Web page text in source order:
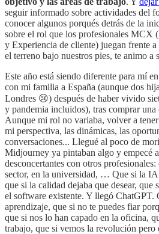
seguir informado sobre actividades del
conocer algunos porqués detrás de la
sobre el rol que los profesionales MCX
y Experiencia de cliente) juegan frente
el terreno bajo nuestros pies, te animo a
Este año está siendo diferente para mí en
con mi familia a España (aunque dos
Londres 😢) después de haber vivido
y pandemia incluidos), tras comprar una
Aunque mi rol no variaba, volver a
mi perspectiva, las dinámicas, las
conversaciones... Llegué al poco de
Midjourney ya pintaban algo y empecé
desconcertantes con otros
sector, en la universidad, … Que si la IA
que si la calidad dejaba que desear, que
el software existente. Y llegó ChatGPT.
aprendizaje, que si no te puedes fiar
que si nos lo han capado en la oficina,
trabajo, que si vemos la revolución